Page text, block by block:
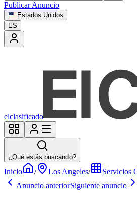
Publicar Anuncio
Estados Unidos
ES
elclasificado
¿Qué estás buscando?
Inicio / Los Angeles/ Servicios
Anuncio anteriorSiguiente anuncio